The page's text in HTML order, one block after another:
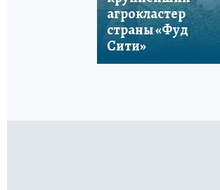
агрокластер
страны «Фуд
Сити»